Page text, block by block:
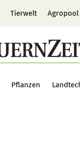
Tierwelt Agropool
Pflanzen